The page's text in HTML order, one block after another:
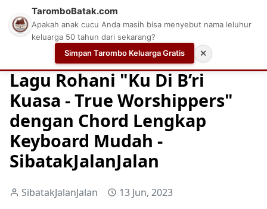
Chord Chord Gitar Lagu Rohani Chord Gitar
Lagu Rohani "Ku Di B’ri
Kuasa - True Worshippers"
dengan Chord Lengkap
Keyboard Mudah -
SibatakJalanJalan
SibatakJalanJalan 13 Jun, 2023
TaromboBatak.com
Apakah anak cucu Anda masih bisa menyebut nama leluhur
keluarga 50 tahun dari sekarang?
Simpan Tarombo Keluarga Gratis
✕